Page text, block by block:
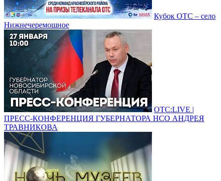
Кубок ОТС – село
Нижнечеремошное
ОТС:LIVE |
ПРЕСС-КОНФЕРЕНЦИЯ ГУБЕРНАТОРА НСО АНДРЕЯ
ТРАВНИКОВА